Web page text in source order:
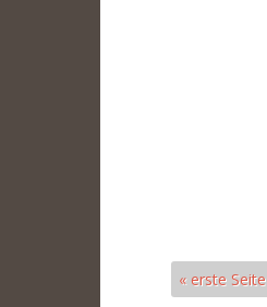
« erste Seite